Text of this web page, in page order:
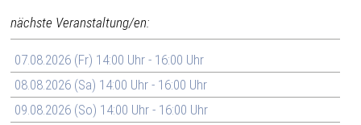
nächste Veranstaltung/en:
07.08.2026 (Fr) 14:00 Uhr - 16:00 Uhr
08.08.2026 (Sa) 14:00 Uhr - 16:00 Uhr
09.08.2026 (So) 14:00 Uhr - 16:00 Uhr